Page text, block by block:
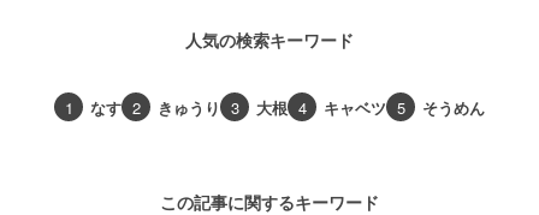
人気の検索キーワード
1 なす 2 きゅうり 3 大根 4 キャベツ 5 そうめん
この記事に関するキーワード